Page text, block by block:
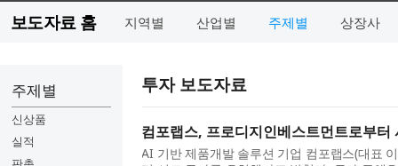
보도자료 홈 지역별 산업별 주제별 상장사
주제별
신상품
실적
투자 보도자료
컴포랩스, 프로디지인베스트먼트로부터
AI 기반 제품개발 솔루션 기업 컴포랩스(대표